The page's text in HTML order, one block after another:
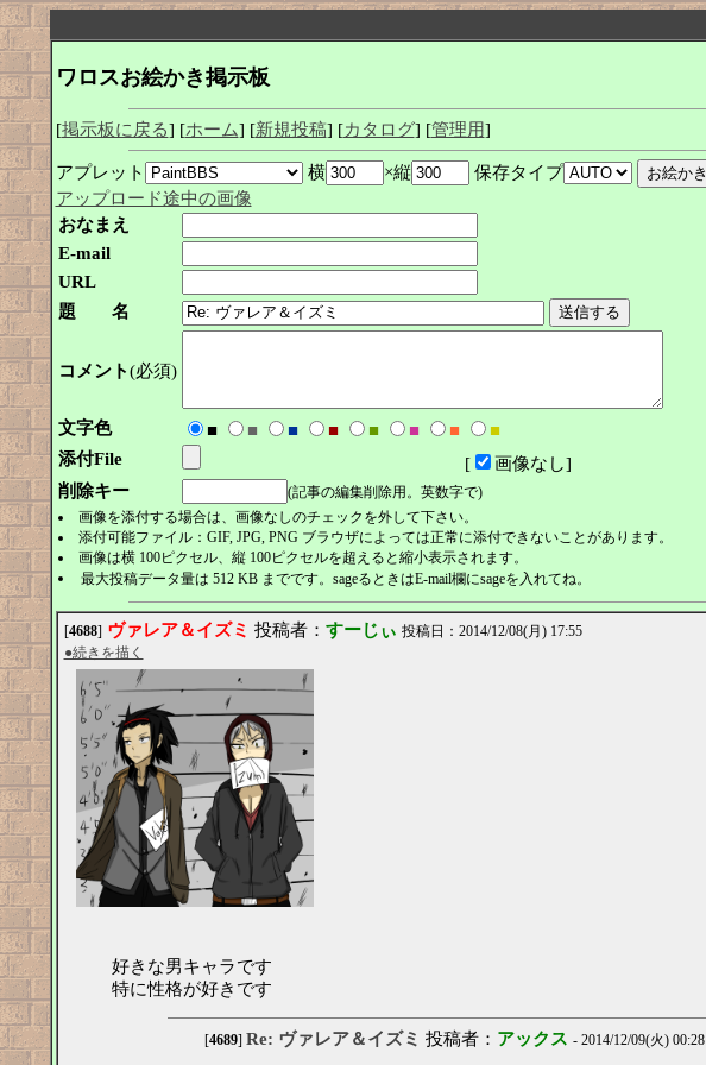
ワロスお絵かき掲示板
[掲示板に戻る] [ホーム] [新規投稿] [カタログ] [管理用]
アプレット 横 ×縦 保存タイプ
アップロード途中の画像
おなまえ
E-mail
URL
題 名
コメント(必須)
文字色 ■ ■ ■ ■ ■ ■ ■
■
添付File
[ 画像なし]
削除キー
(記事の編集削除用。英数字で)
画像を添付する場合は、画像なしのチェックを外して下さい。
添付可能ファイル：GIF, JPG, PNG ブラウザによっては正常に添付できないことがあります。
画像は横 100ピクセル、縦 100ピクセルを超えると縮小表示されます。
最大投稿データ量は 512 KB までです。sageるときはE-mail欄にsageを入れてね。
[4688] ヴァレア＆イズミ 投稿者： すーじぃ 投稿日：2014/12/08(月) 17:55
●続きを描く
好きな男キャラです
特に性格が好きです
[4689] Re: ヴァレア＆イズミ 投稿者： アックス - 2014/12/09(火) 00:28